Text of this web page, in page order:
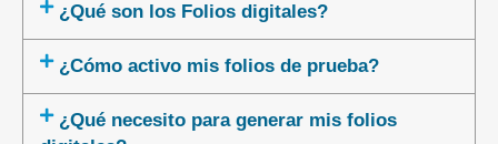
¿Qué son los Folios digitales?
¿Cómo activo mis folios de prueba?
¿Qué necesito para generar mis folios